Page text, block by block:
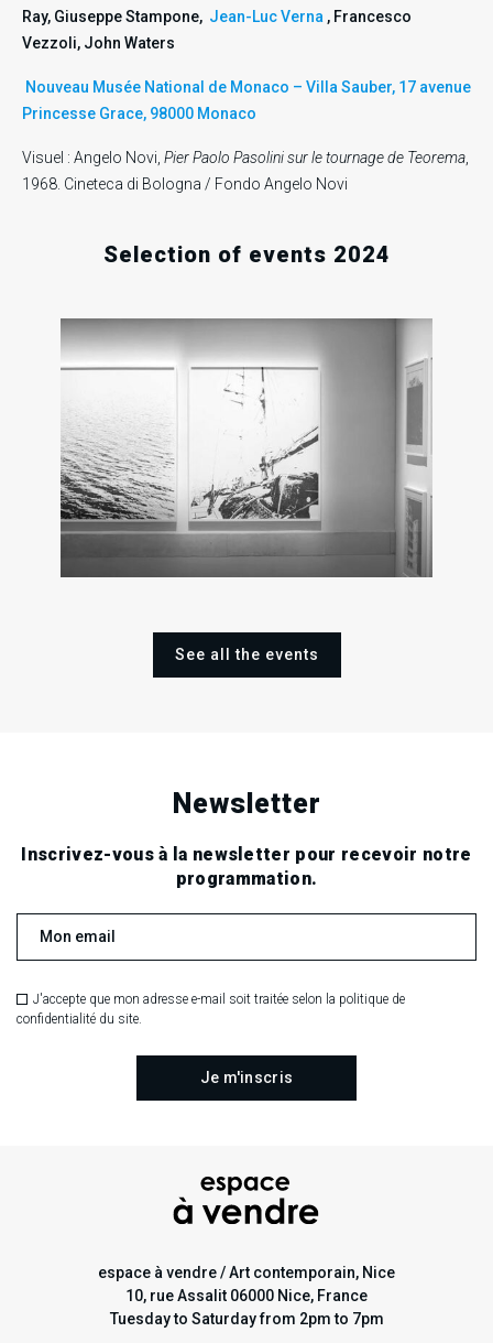
Ray, Giuseppe Stampone, Jean-Luc Verna , Francesco
Vezzoli, John Waters
Nouveau Musée National de Monaco – Villa Sauber, 17 avenue
Princesse Grace, 98000 Monaco
Visuel : Angelo Novi, Pier Paolo Pasolini sur le tournage de Teorema
1968. Cineteca di Bologna / Fondo Angelo Novi
Selection of events 2024
16
Sat
Nov
2024
02
Sun
Mar
2025
See all the events
Newsletter
Inscrivez-vous à la newsletter pour recevoir notre
programmation.
J'accepte que mon adresse e-mail soit traitée selon la politique de
confidentialité du site.
espace à vendre / Art contemporain, Nice
10, rue Assalit 06000 Nice, France
Tuesday to Saturday from 2pm to 7pm